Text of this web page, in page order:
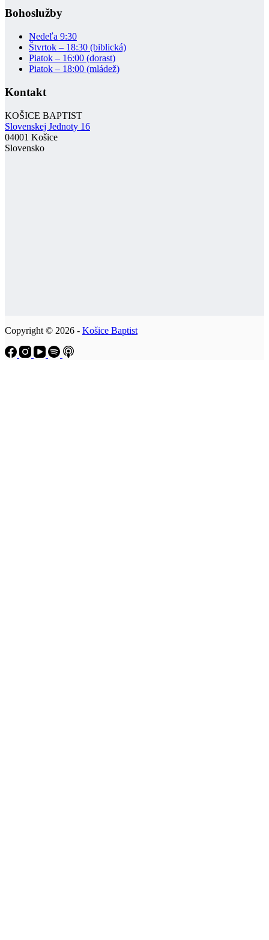
Bohoslužby
Nedeľa 9:30
Štvrtok – 18:30 (biblická)
Piatok – 16:00 (dorast)
Piatok – 18:00 (mládež)
Kontakt
KOŠICE BAPTIST
Slovenskej Jednoty 16
04001 Košice
Slovensko
Copyright © 2026 - Košice Baptist